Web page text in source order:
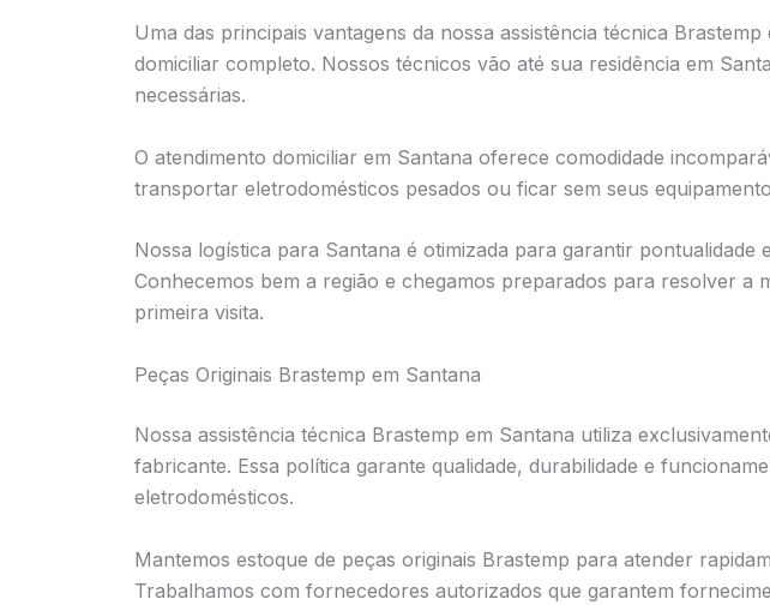
Uma das principais vantagens da nossa assistência técnica
domiciliar completo. Nossos técnicos vão até sua residência em
necessárias.
O atendimento domiciliar em Santana oferece comodidade
transportar eletrodomésticos pesados ou ficar sem seus
Nossa logística para Santana é otimizada para garantir pontualidade
Conhecemos bem a região e chegamos preparados para resolver a
primeira visita.
Peças Originais Brastemp em Santana
Nossa assistência técnica Brastemp em Santana utiliza
fabricante. Essa política garante qualidade, durabilidade e
eletrodomésticos.
Mantemos estoque de peças originais Brastemp para atender
Trabalhamos com fornecedores autorizados que garantem